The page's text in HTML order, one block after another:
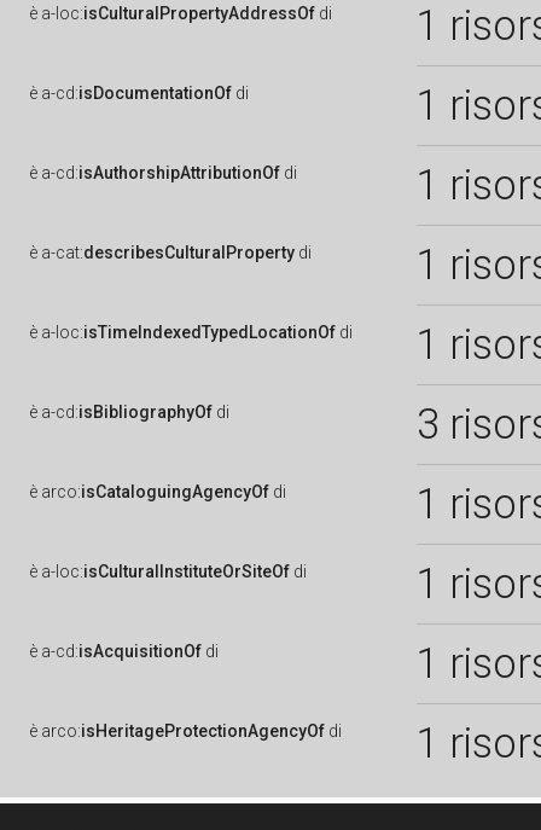
è a-loc:isCulturalPropertyAddressOf di 1
è a-cd:isDocumentationOf di 1
è a-cd:isAuthorshipAttributionOf di 1
è a-cat:describesCulturalProperty di 1
è a-loc:isTimeIndexedTypedLocationOf di 1
è a-cd:isBibliographyOf di 3
è arco:isCataloguingAgencyOf di 1
è a-loc:isCulturalInstituteOrSiteOf di 1
è a-cd:isAcquisitionOf di 1
è arco:isHeritageProtectionAgencyOf di 1